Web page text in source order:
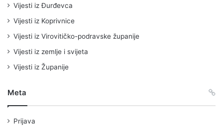
Vijesti iz Đurđevca
Vijesti iz Koprivnice
Vijesti iz Virovitičko-podravske županije
Vijesti iz zemlje i svijeta
Vijesti iz Županije
Meta
Prijava